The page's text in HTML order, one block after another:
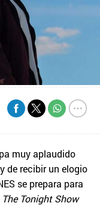
muy aplaudido
de recibir un elogio
se prepara para
The Tonight Show